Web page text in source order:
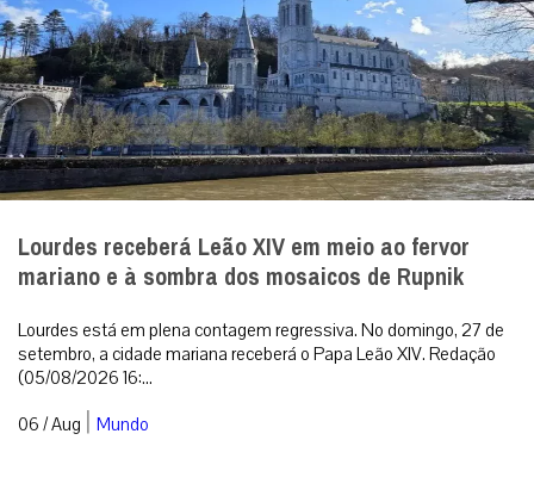
Lourdes receberá Leão XIV em meio ao fervor
mariano e à sombra dos mosaicos de Rupnik
Lourdes está em plena contagem regressiva. No domingo, 27 de
setembro, a cidade mariana receberá o Papa Leão XIV. Redação
(05/08/2026 16:...
06 / Aug | Mundo